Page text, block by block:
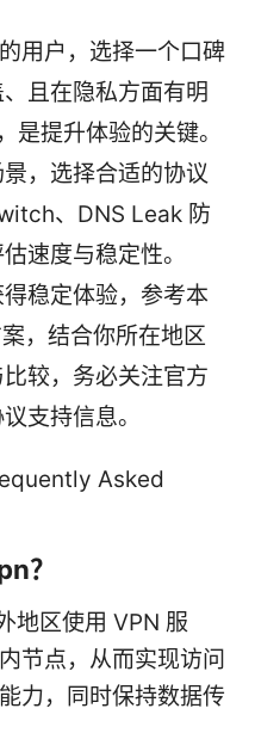
用户，选择一个口碑
且在隐私方面有明
是提升体验的关键。
，选择合适的协议
、DNS Leak 防
速度与稳定性。
稳定体验，参考本
，结合你所在地区
较，务必关注官方
支持信息。
Asked
？
地区使用 VPN 服
节点，从而实现访问
力，同时保持数据传